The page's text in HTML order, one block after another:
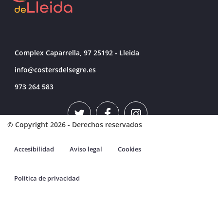
Complex Caparrella, 97 25192 - Lleida
info@costersdelsegre.es
973 264 583
© Copyright 2026 - Derechos reservados
Accesibilidad Aviso legal Cookies
Política de privacidad